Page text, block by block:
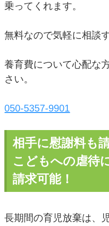
乗ってくれます。
無料なので気軽に相談
養育費について心配な
さい。
050-5357-9901
相手に慰謝料も
こどもへの虐待
請求可能！
長期間の育児放棄は、